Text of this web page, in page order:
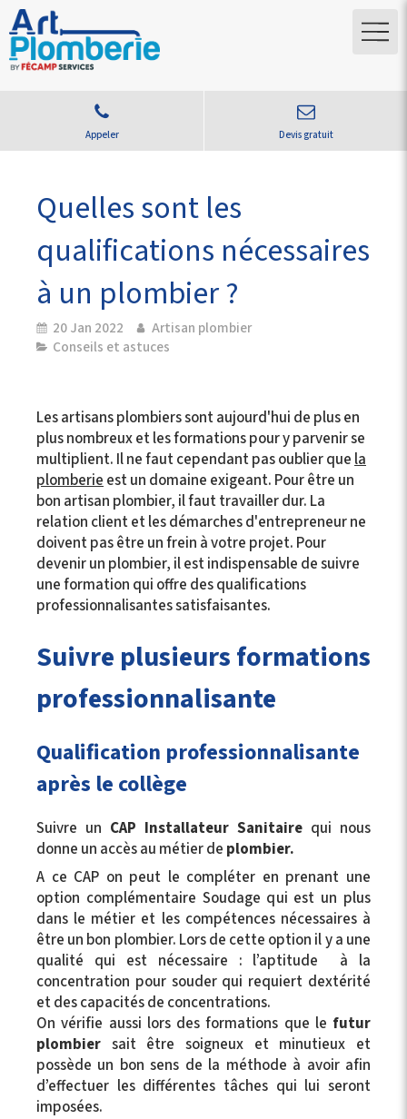
Appeler Devis gratuit
Quelles sont les
qualifications nécessaires
à un plombier ?
20 Jan 2022
Artisan plombier
Conseils et astuces
Les artisans plombiers sont aujourd'hui de plus en
plus nombreux et les formations pour y parvenir se
multiplient. Il ne faut cependant pas oublier quela
plomberieest un domaine exigeant. Pour être un
bon artisan plombier, il faut travailler dur. La
relation client et les démarches d'entrepreneur ne
doivent pas être un frein à votre projet. Pour
devenir un plombier, il est indispensable de suivre
une formation qui offre des qualifications
professionnalisantes satisfaisantes.
Suivre plusieurs formations
professionnalisante
Qualification professionnalisante
après le collège
Suivre un CAP Installateur Sanitaire qui nous
donne un accès au métier de plombier.
A ce CAP on peut le compléter en prenant une
option complémentaire Soudage qui est un plus
dans le métier et les compétences nécessaires à
être un bon plombier. Lors de cette option il y a une
qualité qui est nécessaire : l’aptitude à la
concentration pour souder qui requiert dextérité
et des capacités de concentrations.
On vérifie aussi lors des formations que le futur
plombier sait être soigneux et minutieux et
possède un bon sens de la méthode à avoir afin
d’effectuer les différentes tâches qui lui seront
imposées.